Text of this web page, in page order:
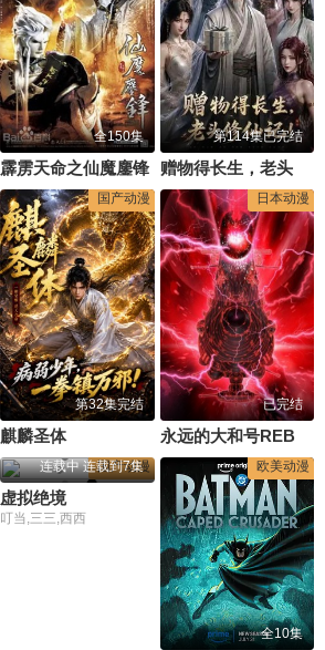
全150集
霹雳天命之仙魔鏖锋
第114集已完结
赠物得长生，老头修仙记！
国产动漫
第32集完结
麒麟圣体
日本动漫
已完结
永远的大和号REBEL3199第六章碧蓝迷宫
国产动漫
连载中 连载到7集
虚拟绝境
叮当,三三,西西
欧美动漫
全10集